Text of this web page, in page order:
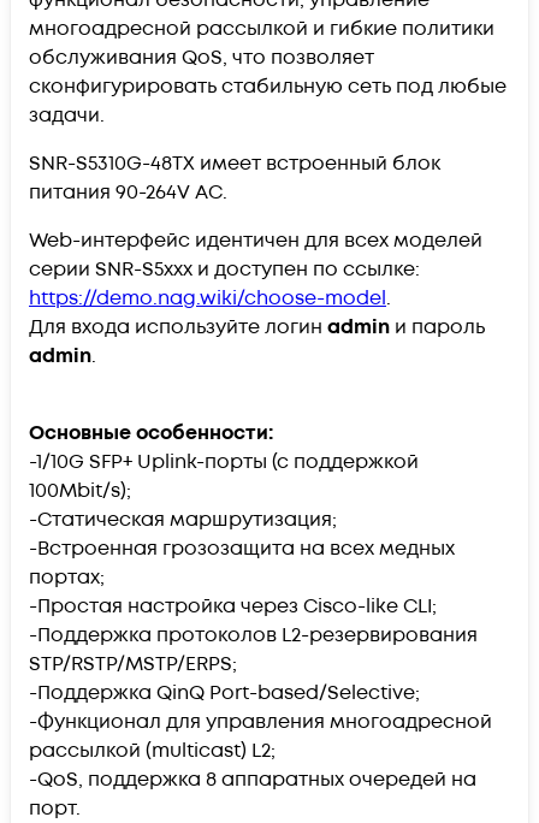
многоадресной рассылкой и гибкие политики
обслуживания QoS, что позволяет
сконфигурировать стабильную сеть под любые
задачи.
SNR-S5310G-48TX имеет встроенный блок
питания 90-264V AC.
Web-интерфейс идентичен для всех моделей
серии SNR-S5xxx и доступен по ссылке:
https://demo.nag.wiki/choose-model.
Для входа используйте логин admin и пароль
admin.
Основные особенности:
-1/10G SFP+ Uplink-порты (с поддержкой
100Mbit/s);
-Статическая маршрутизация;
-Встроенная грозозащита на всех медных
портах;
-Простая настройка через Cisco-like CLI;
-Поддержка протоколов L2-резервирования
STP/RSTP/MSTP/ERPS;
-Поддержка QinQ Port-based/Selective;
-Функционал для управления многоадресной
рассылкой (multicast) L2;
-QoS, поддержка 8 аппаратных очередей на
порт.